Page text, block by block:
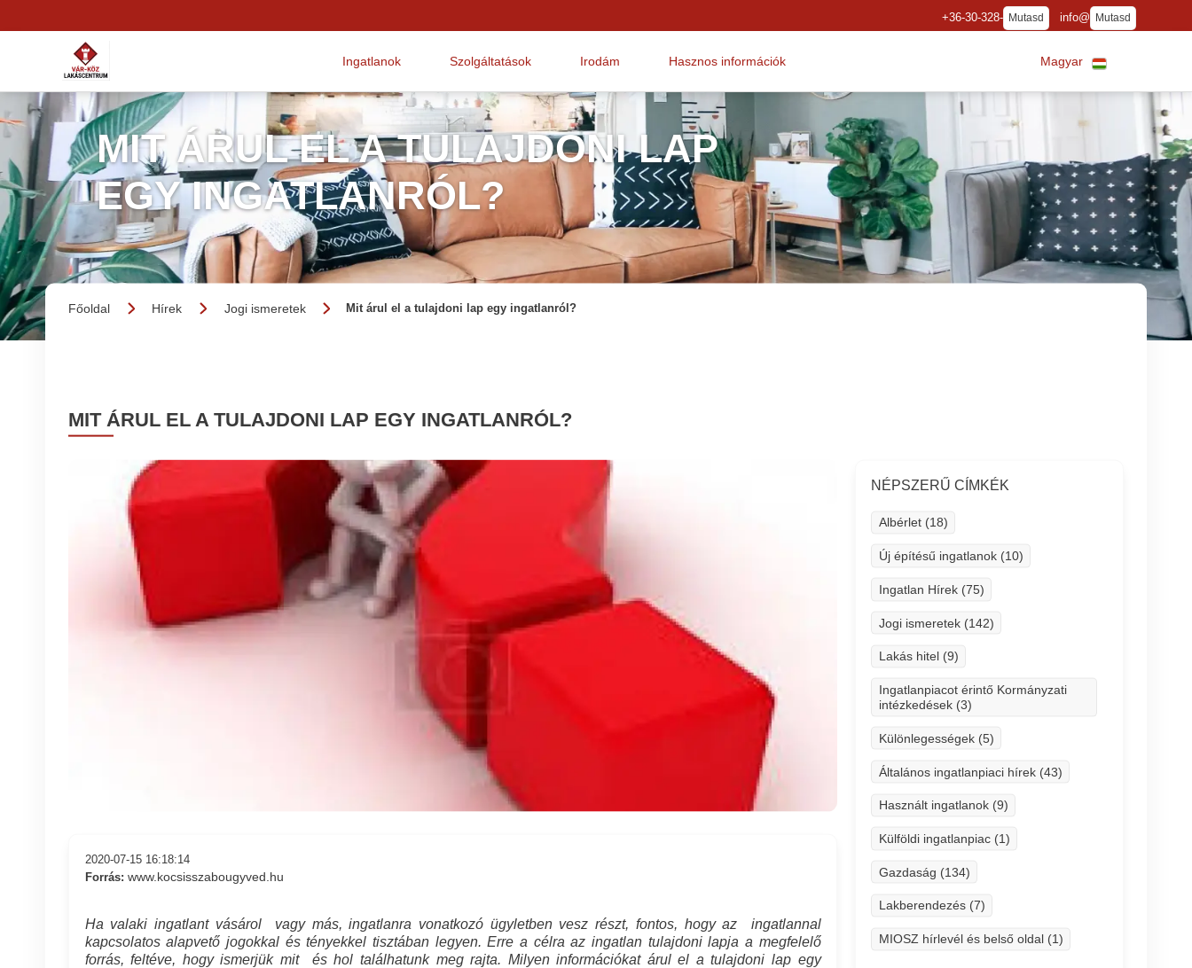
+36-30-328- Mutasd info@ Mutasd
Ingatlanok Szolgáltatások Irodám Hasznos információk Magyar
MIT ÁRUL EL A TULAJDONI LAP
EGY INGATLANRÓL?
Főoldal Hírek Jogi ismeretek Mit árul el a tulajdoni lap egy ingatlanról?
MIT ÁRUL EL A TULAJDONI LAP EGY INGATLANRÓL?
2020-07-15 16:18:14
Forrás: www.kocsisszabougyved.hu
Ha valaki ingatlant vásárol vagy más, ingatlanra vonatkozó ügyletben vesz részt, fontos, hogy az ingatlannal
kapcsolatos alapvető jogokkal és tényekkel tisztában legyen. Erre a célra az ingatlan tulajdoni lapja a megfelelő
forrás, feltéve, hogy ismerjük mit és hol találhatunk meg rajta. Milyen információkat árul el a tulajdoni lap egy
NÉPSZERŰ CÍMKÉK
Albérlet (18)
Új építésű ingatlanok (10)
Ingatlan Hírek (75)
Jogi ismeretek (142)
Lakás hitel (9)
Ingatlanpiacot érintő Kormányzati
intézkedések (3)
Különlegességek (5)
Általános ingatlanpiaci hírek (43)
Használt ingatlanok (9)
Külföldi ingatlanpiac (1)
Gazdaság (134)
Lakberendezés (7)
MIOSZ hírlevél és belső oldal (1)